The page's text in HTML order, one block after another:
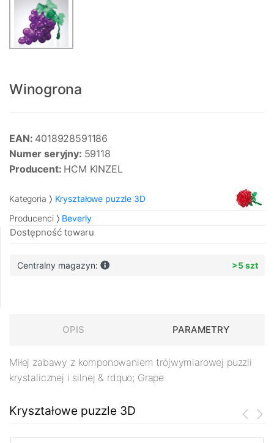
Winogrona
EAN: 4018928591186
Numer seryjny: 59118
Producent: HCM KINZEL
Kategoria
Kryształowe puzzle 3D
Producenci
Beverly
Dostępność towaru
Centralny magazyn: >5 szt
OPIS PARAMETRY
Miłej zabawy z komponowaniem trójwymiarowej puzzli
krystalicznej i silnej & rdquo; Grape
Kryształowe puzzle 3D